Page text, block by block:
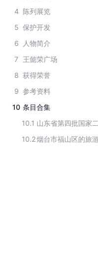
4 陈列展览
5 保护开发
6
人物简介
7
王懿荣广场
8 获得荣誉
9 参考资料
10 条目合集
10.1
10.2